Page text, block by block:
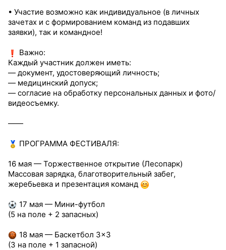
• Участие возможно как индивидуальное (в личных
зачетах и с формированием команд из подавших
заявки), так и командное!
Важно:
Каждый участник должен иметь:
— документ, удостоверяющий личность;
— медицинский допуск;
— согласие на обработку персональных данных и фото/
видеосъемку.
——
ПРОГРАММА ФЕСТИВАЛЯ:
16 мая — Торжественное открытие (Лесопарк)
Массовая зарядка, благотворительный забег,
жеребьевка и презентация команд
17 мая — Мини-футбол
(5 на поле + 2 запасных)
18 мая — Баскетбол 3×3
(3 на поле + 1 запасной)